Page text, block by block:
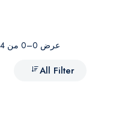
عرض 0–0 من 4 نتيجة
All Filter